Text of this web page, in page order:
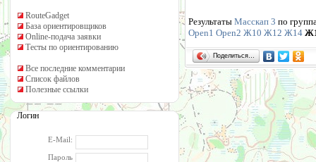
RouteGadget
База ориентировщиков
Online-подача заявки
Тесты по ориентированию
Все последние комментарии
Список файлов
Полезные ссылки
Логин
E-Mail:
Пароль
Результаты Масскап 3 по
Open1 Open2 Ж10 Ж12 Ж14
Поделиться…